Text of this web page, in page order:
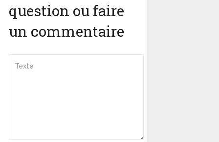
question ou faire
un commentaire